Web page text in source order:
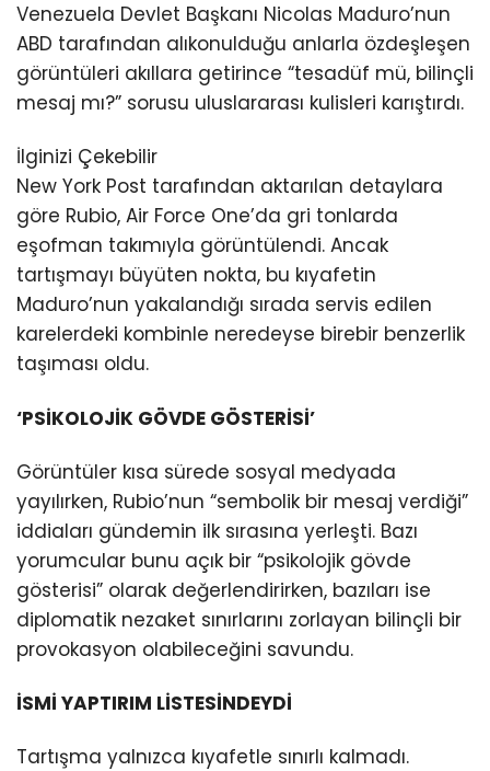
Venezuela Devlet Başkanı Nicolas Maduro’nun
ABD tarafından alıkonulduğu anlarla özdeşleşen
görüntüleri akıllara getirince “tesadüf mü, bilinçli
mesaj mı?” sorusu uluslararası kulisleri karıştırdı.
İlginizi Çekebilir
New York Post tarafından aktarılan detaylara
göre Rubio, Air Force One’da gri tonlarda
eşofman takımıyla görüntülendi. Ancak
tartışmayı büyüten nokta, bu kıyafetin
Maduro’nun yakalandığı sırada servis edilen
karelerdeki kombinle neredeyse birebir benzerlik
taşıması oldu.
‘PSİKOLOJİK GÖVDE GÖSTERİSİ’
Görüntüler kısa sürede sosyal medyada
yayılırken, Rubio’nun “sembolik bir mesaj verdiği”
iddiaları gündemin ilk sırasına yerleşti. Bazı
yorumcular bunu açık bir “psikolojik gövde
gösterisi” olarak değerlendirirken, bazıları ise
diplomatik nezaket sınırlarını zorlayan bilinçli bir
provokasyon olabileceğini savundu.
İSMİ YAPTIRIM LİSTESİNDEYDİ
Tartışma yalnızca kıyafetle sınırlı kalmadı.